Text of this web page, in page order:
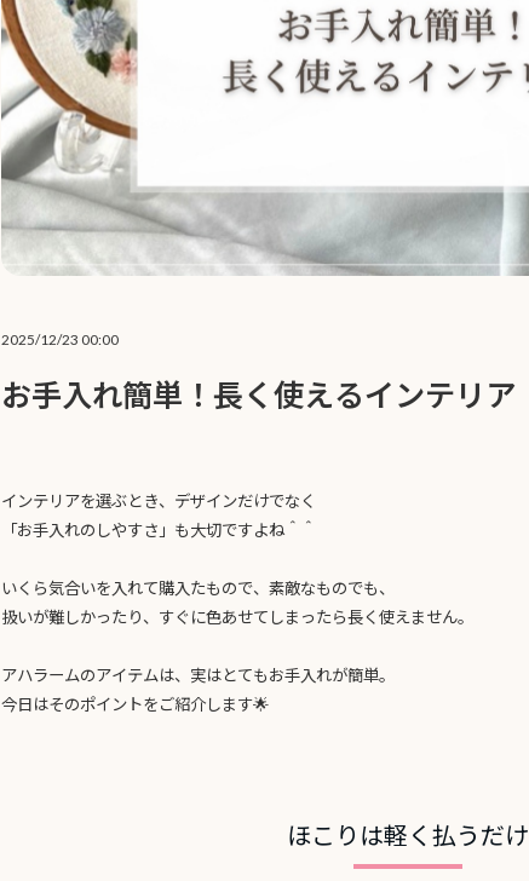
お手入れ簡単！長く使えるインテリア
2025/12/23 00:00
インテリアを選ぶとき、デザインだけでなく
「お手入れのしやすさ」も大切ですよね＾＾
いくら気合いを入れて購入たもので、素敵なものでも、
扱いが難しかったり、すぐに色あせてしまったら長く使えません。
アハラームのアイテムは、実はとてもお手入れが簡単。
今日はそのポイントをご紹介します🌟
ほこりは軽く払うだけ